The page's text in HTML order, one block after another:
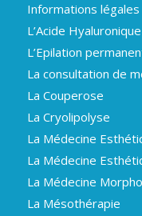
Informations légales
L’Acide Hyaluronique
L’Epilation
La consultation de
La Couperose
La Cryolipolyse
La Médecine
La Médecine
La Médecine
La Mésothérapie